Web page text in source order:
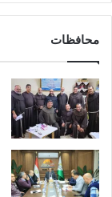
محافظات